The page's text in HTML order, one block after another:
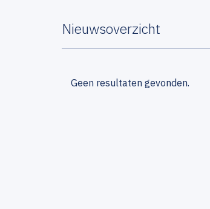
Nieuwsoverzicht
Geen resultaten gevonden.